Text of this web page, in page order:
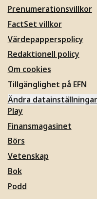
Prenumerationsvillkor
FactSet villkor
Värdepapperspolicy
Redaktionell policy
Om cookies
Tillgänglighet på EFN
Ändra datainställningar
Play
Finansmagasinet
Börs
Vetenskap
Bok
Podd